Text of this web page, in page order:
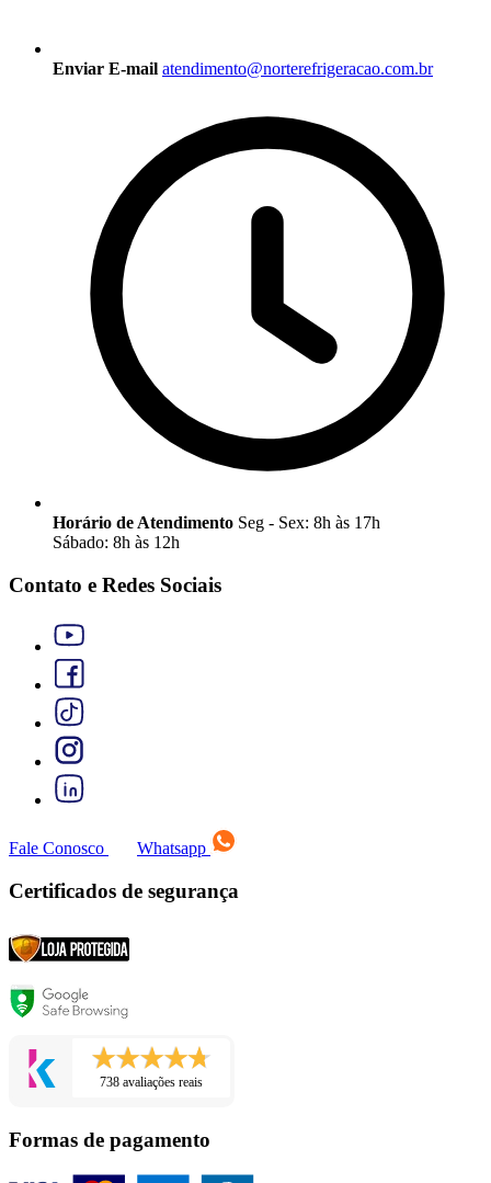
Enviar E-mail atendimento@norterefrigeracao.com.br
Horário de Atendimento Seg - Sex: 8h às 17h
Sábado: 8h às 12h
Contato e Redes Sociais
Fale Conosco Whatsapp
Certificados de segurança
738 avaliações reais
Formas de pagamento